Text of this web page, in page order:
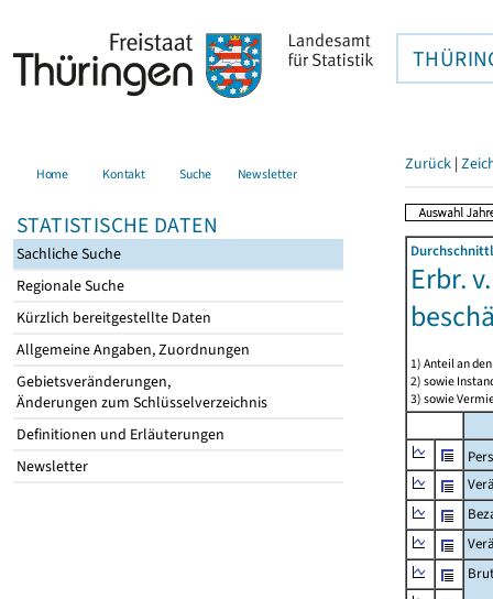
Home Kontakt Suche Newsletter
STATISTISCHE DATEN
Sachliche Suche
Regionale Suche
Kürzlich bereitgestellte Daten
Allgemeine Angaben, Zuordnungen
Gebietsveränderungen,
Änderungen zum Schlüsselverzeichnis
Definitionen und Erläuterungen
Newsletter
Zurück |
Erbr.
1) Anteil an
2) sowie
3) sowie